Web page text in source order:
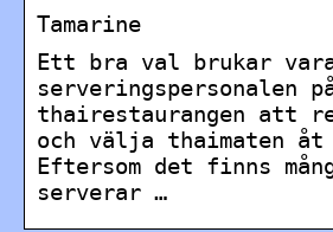
Tamarine
Ett bra val brukar
serveringspersonalen
thairestaurangen att
och välja thaimaten
Eftersom det finns
serverar …